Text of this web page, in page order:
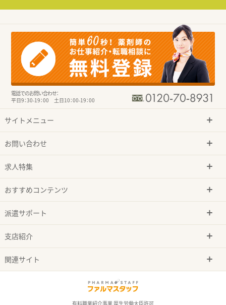
電話でのお問い合わせ：
平日9：30-19：00 土日10：00-19：00
サイトメニュー
お問い合わせ
求人特集
おすすめコンテンツ
派遣サポート
支店紹介
関連サイト
有料職業紹介事業 厚生労働大臣許可